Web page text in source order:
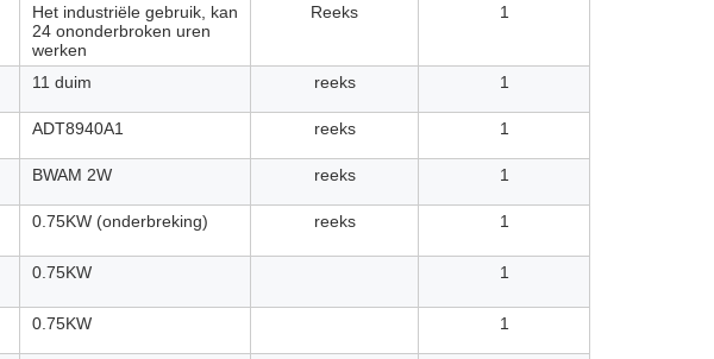
Het industriële gebruik, kan
24 ononderbroken uren
werken
Reeks 1
11 duim reeks 1
ADT8940A1 reeks 1
BWAM 2W reeks 1
0.75KW (onderbreking) reeks 1
0.75KW 1
0.75KW 1